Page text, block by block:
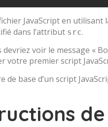
JavaScript en utilisant
dans l’attribut src.
voir le message «
votre premier script
base d’un script
de